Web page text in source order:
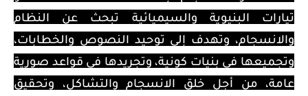
تيارات البنيوية والسيميائية تبحث عن النظام
والانسجام، وتهدف إلى توحيد النصوص والخطابات،
وتجميعها في بنيات كونية، وتجريدها في قواعد صورية
عامة، من أجل خلق الانسجام والتشاكل، وتحقيق